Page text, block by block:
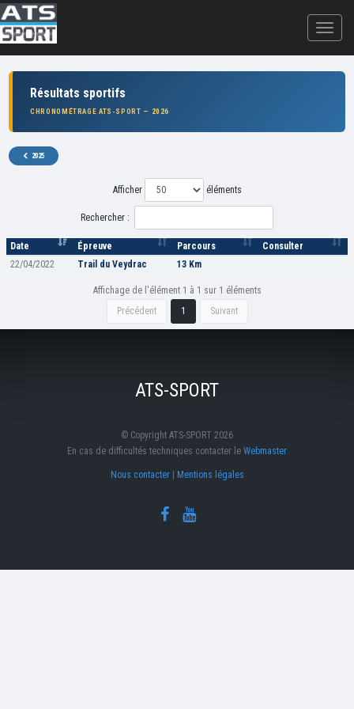
Résultats sportifs
CHRONOMÉTRAGE ATS-SPORT — 2026
2025
Afficher éléments
Rechercher :
Date Épreuve Parcours
Consulter
22/04/2022
Trail du Veydrac 13 Km
Affichage de l'élément 1 à 1 sur 1 éléments
Précédent
1 Suivant
ATS-SPORT
© Copyright ATS-SPORT 2026
En cas de difficultés techniques contacter le Webmaster
Nous contacter| Mentions légales